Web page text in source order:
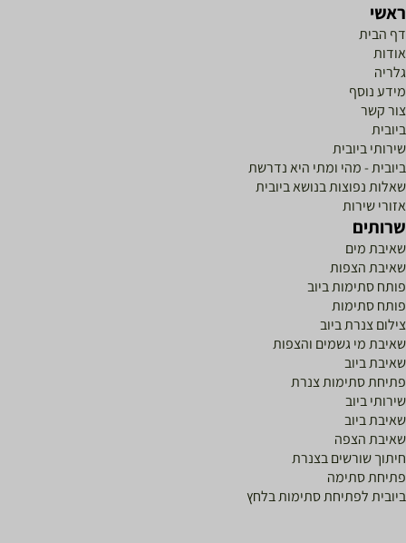
ראשי
דף הבית
אודות
גלריה
מידע נוסף
צור קשר
ביובית
שירותי ביובית
ביובית - מהי ומתי היא נדרשת
שאלות נפוצות בנושא ביובית
אזורי שירות
שרותים
שאיבת מים
שאיבת הצפות
פותח סתימות ביוב
פותח סתימות
צילום צנרת ביוב
שאיבת מי גשמים והצפות
שאיבת ביוב
פתיחת סתימות צנרת
שירותי ביוב
שאיבת ביוב
שאיבת הצפה
חיתוך שורשים בצנרת
פתיחת סתימה
ביובית לפתיחת סתימות בלחץ